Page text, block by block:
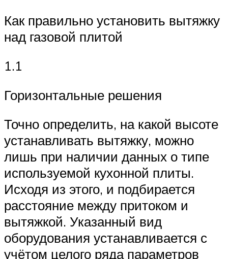
Как правильно установить вытяжку
над газовой плитой
1.1
Горизонтальные решения
Точно определить, на какой высоте
устанавливать вытяжку, можно
лишь при наличии данных о типе
используемой кухонной плиты.
Исходя из этого, и подбирается
расстояние между притоком и
вытяжкой. Указанный вид
оборудования устанавливается с
учётом целого ряда параметров